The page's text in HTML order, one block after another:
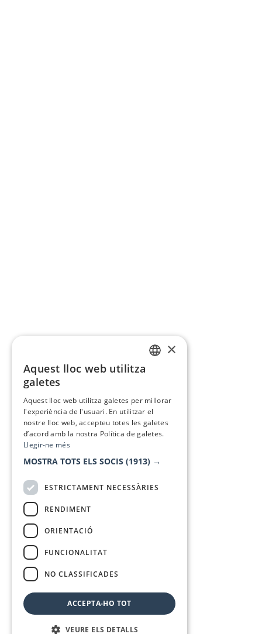
×
Aquest lloc web utilitza
galetes
Aquest lloc web utilitza galetes per millorar
l'experiència de l'usuari. En utilitzar el
nostre lloc web, accepteu totes les galetes
d’acord amb la nostra Política de galetes.
Llegir-ne més
MOSTRA TOTS ELS SOCIS (1913) →
ESTRICTAMENT NECESSÀRIES
RENDIMENT
ORIENTACIÓ
FUNCIONALITAT
NO CLASSIFICADES
ACCEPTA-HO TOT
VEURE ELS DETALLS